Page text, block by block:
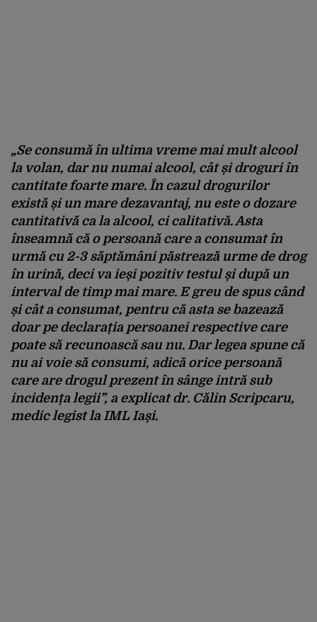
„Se consumă în ultima vreme mai mult alcool
la volan, dar nu numai alcool, cât și droguri în
cantitate foarte mare. În cazul drogurilor
există și un mare dezavantaj, nu este o dozare
cantitativă ca la alcool, ci calitativă. Asta
înseamnă că o persoană care a consumat în
urmă cu 2-3 săptămâni păstrează urme de drog
în urină, deci va ieși pozitiv testul și după un
interval de timp mai mare. E greu de spus când
și cât a consumat, pentru că asta se bazează
doar pe declarația persoanei respective care
poate să recunoască sau nu. Dar legea spune că
nu ai voie să consumi, adică orice persoană
care are drogul prezent în sânge intră sub
incidența legii”, a explicat dr. Călin Scripcaru,
medic legist la IML Iași.